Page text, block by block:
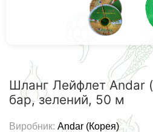
Шланг Лейфлет Andar
бар, зелений, 50 м
Виробник: Andar (Корея)